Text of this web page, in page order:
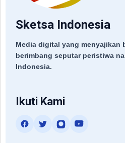
Sketsa Indonesia
Media digital yang menyajikan
berimbang seputar peristiwa
Indonesia.
Ikuti Kami